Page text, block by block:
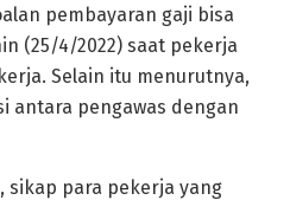
pembayaran gaji bisa
(25/4/2022) saat pekerja
Selain itu menurutnya,
antara pengawas dengan
sikap para pekerja yang